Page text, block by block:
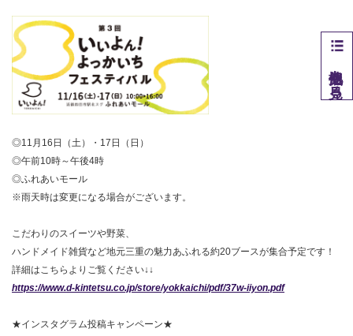
◎11月16日（土）・17日（日）
◎午前10時～午後4時
◎ふれあいモール
※雨天時は変更になる場合がございます。
こだわりのスイーツや野菜、
ハンドメイド雑貨など地元三重の魅力あふれる約20ブースが集合予定です！
詳細はこちらよりご覧ください↓↓
https://www.d-kintetsu.co.jp/store/yokkaichi/pdf/37w-iiyon.pdf
★インスタグラム投稿キャンペーン★
他拠点を見る